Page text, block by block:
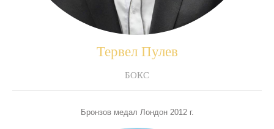
Тервел Пулев
БОКС
Бронзов медал Лондон 2012 г.